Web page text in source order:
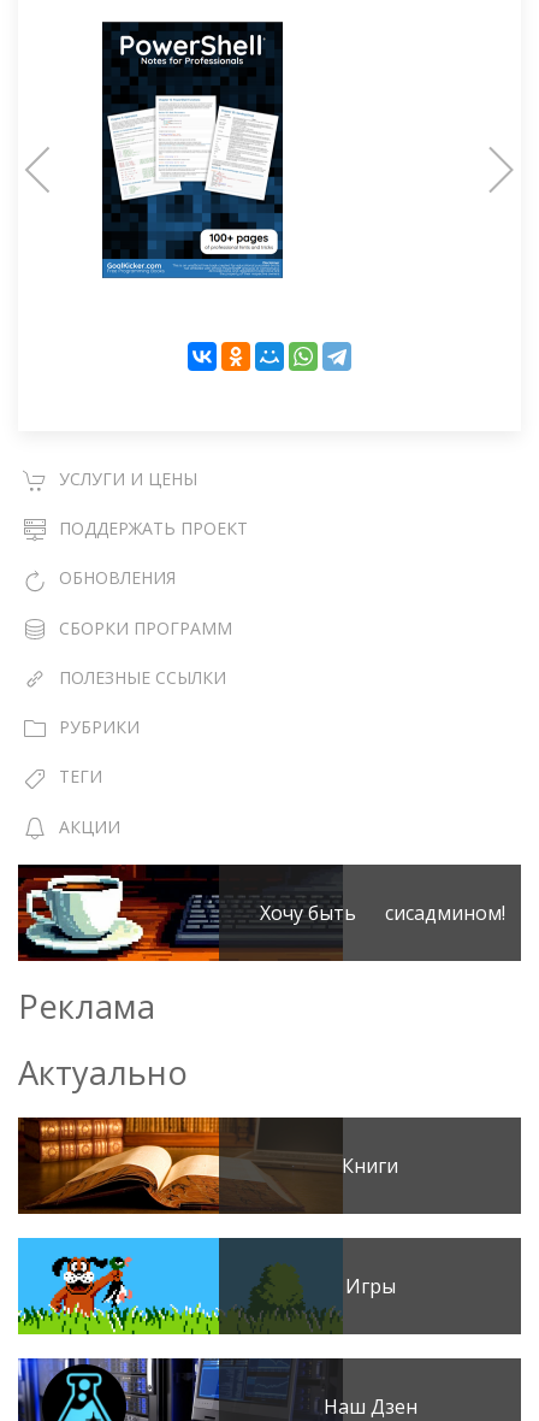
УСЛУГИ И ЦЕНЫ
ПОДДЕРЖАТЬ ПРОЕКТ
ОБНОВЛЕНИЯ
СБОРКИ ПРОГРАММ
ПОЛЕЗНЫЕ ССЫЛКИ
РУБРИКИ
ТЕГИ
АКЦИИ
Хочу быть сисадмином!
Реклама
Актуально
Книги
Игры
Наш Дзен